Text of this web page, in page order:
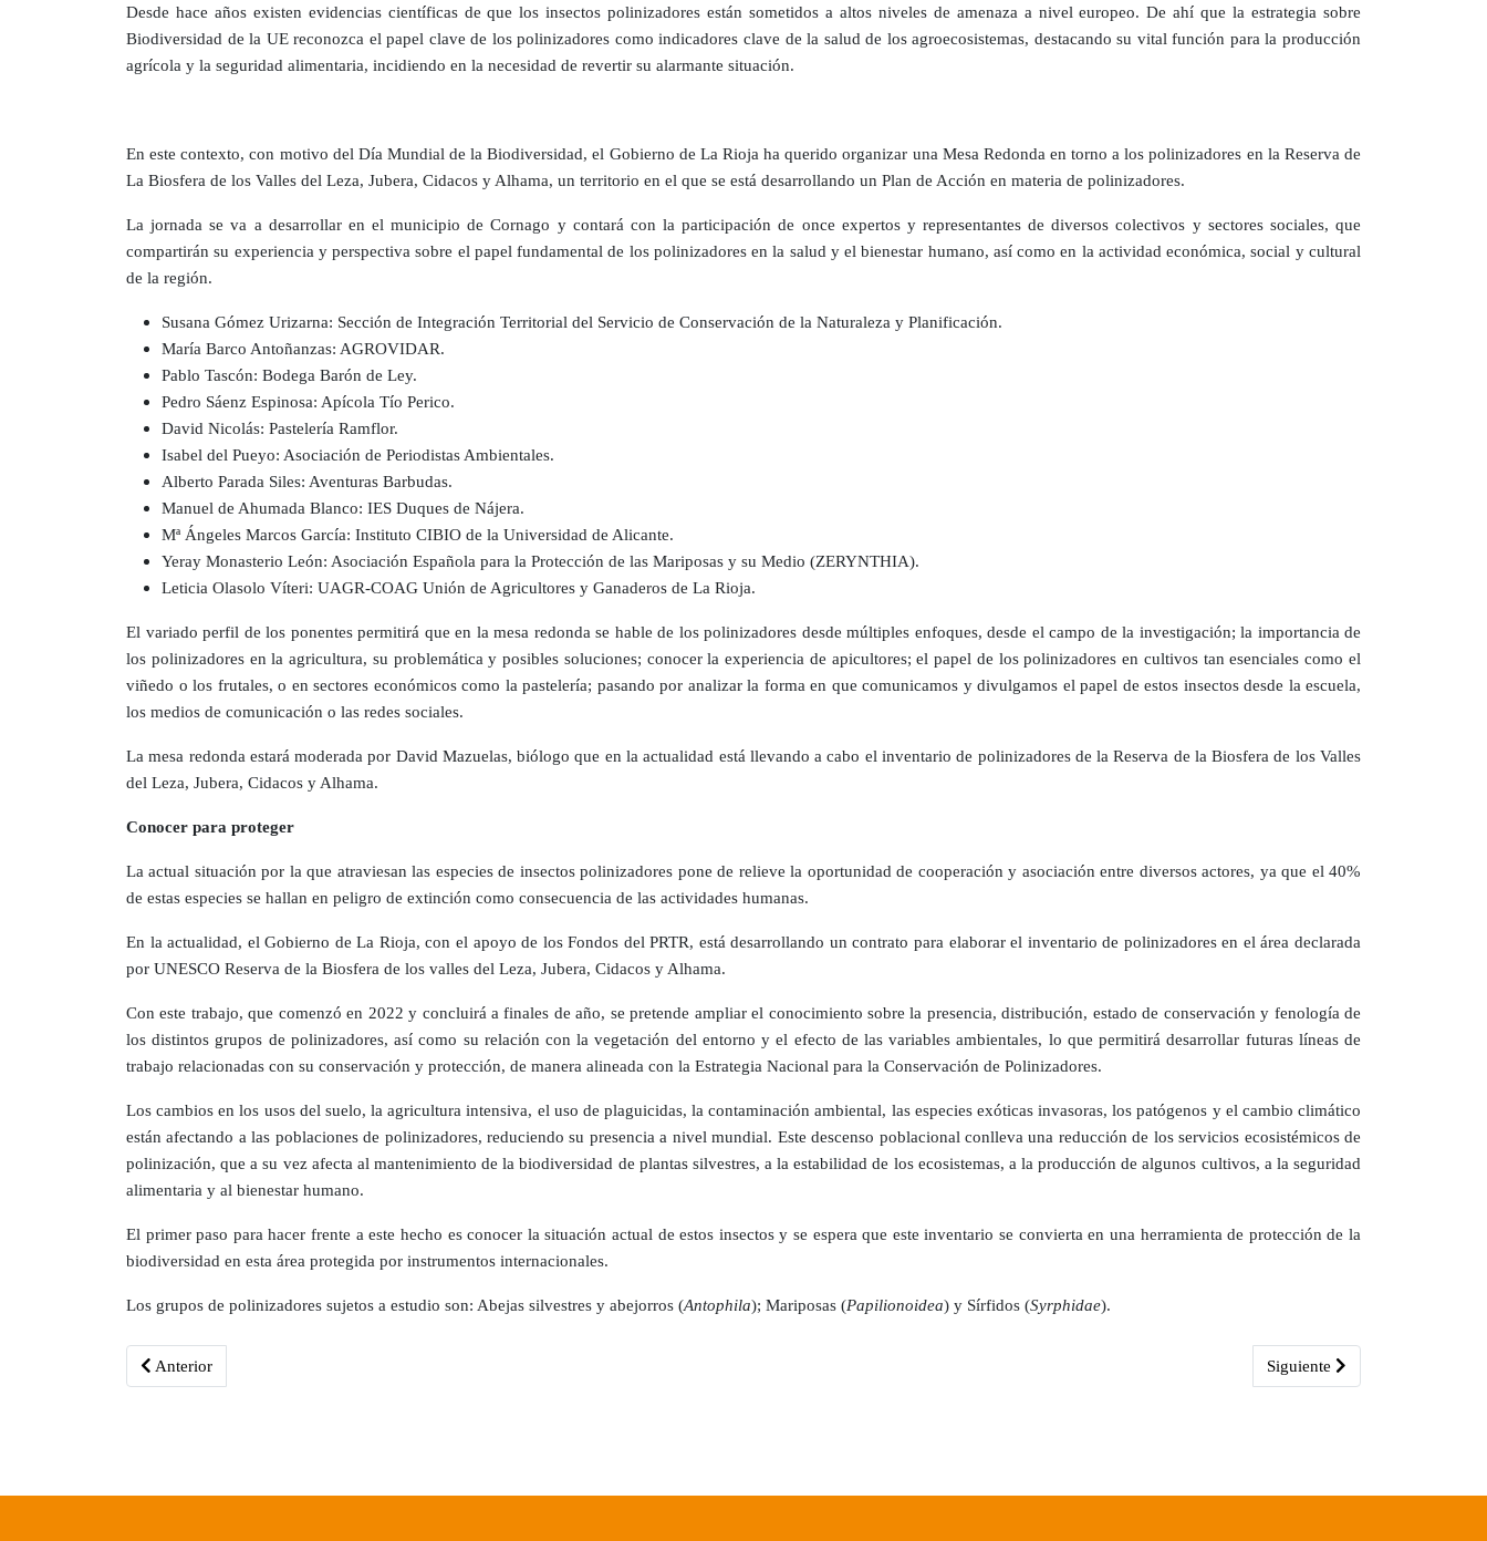
Desde hace años existen evidencias científicas de que los insectos polinizadores están sometidos a altos niveles de amenaza a nivel europeo. De ahí que la estrategia sobre
Biodiversidad de la UE reconozca el papel clave de los polinizadores como indicadores clave de la salud de los agroecosistemas, destacando su vital función para la producción
agrícola y la seguridad alimentaria, incidiendo en la necesidad de revertir su alarmante situación.
En este contexto, con motivo del Día Mundial de la Biodiversidad, el Gobierno de La Rioja ha querido organizar una Mesa Redonda en torno a los polinizadores en la Reserva de
La Biosfera de los Valles del Leza, Jubera, Cidacos y Alhama, un territorio en el que se está desarrollando un Plan de Acción en materia de polinizadores.
La jornada se va a desarrollar en el municipio de Cornago y contará con la participación de once expertos y representantes de diversos colectivos y sectores sociales, que
compartirán su experiencia y perspectiva sobre el papel fundamental de los polinizadores en la salud y el bienestar humano, así como en la actividad económica, social y cultural
de la región.
Susana Gómez Urizarna: Sección de Integración Territorial del Servicio de Conservación de la Naturaleza y Planificación.
María Barco Antoñanzas: AGROVIDAR.
Pablo Tascón: Bodega Barón de Ley.
Pedro Sáenz Espinosa: Apícola Tío Perico.
David Nicolás: Pastelería Ramflor.
Isabel del Pueyo: Asociación de Periodistas Ambientales.
Alberto Parada Siles: Aventuras Barbudas.
Manuel de Ahumada Blanco: IES Duques de Nájera.
Mª Ángeles Marcos García: Instituto CIBIO de la Universidad de Alicante.
Yeray Monasterio León: Asociación Española para la Protección de las Mariposas y su Medio (ZERYNTHIA).
Leticia Olasolo Víteri: UAGR-COAG Unión de Agricultores y Ganaderos de La Rioja.
El variado perfil de los ponentes permitirá que en la mesa redonda se hable de los polinizadores desde múltiples enfoques, desde el campo de la investigación; la importancia de
los polinizadores en la agricultura, su problemática y posibles soluciones; conocer la experiencia de apicultores; el papel de los polinizadores en cultivos tan esenciales como el
viñedo o los frutales, o en sectores económicos como la pastelería; pasando por analizar la forma en que comunicamos y divulgamos el papel de estos insectos desde la escuela,
los medios de comunicación o las redes sociales.
La mesa redonda estará moderada por David Mazuelas, biólogo que en la actualidad está llevando a cabo el inventario de polinizadores de la Reserva de la Biosfera de los Valles
del Leza, Jubera, Cidacos y Alhama.
Conocer para proteger
La actual situación por la que atraviesan las especies de insectos polinizadores pone de relieve la oportunidad de cooperación y asociación entre diversos actores, ya que el 40%
de estas especies se hallan en peligro de extinción como consecuencia de las actividades humanas.
En la actualidad, el Gobierno de La Rioja, con el apoyo de los Fondos del PRTR, está desarrollando un contrato para elaborar el inventario de polinizadores en el área declarada
por UNESCO Reserva de la Biosfera de los valles del Leza, Jubera, Cidacos y Alhama.
Con este trabajo, que comenzó en 2022 y concluirá a finales de año, se pretende ampliar el conocimiento sobre la presencia, distribución, estado de conservación y fenología de
los distintos grupos de polinizadores, así como su relación con la vegetación del entorno y el efecto de las variables ambientales, lo que permitirá desarrollar futuras líneas de
trabajo relacionadas con su conservación y protección, de manera alineada con la Estrategia Nacional para la Conservación de Polinizadores.
Los cambios en los usos del suelo, la agricultura intensiva, el uso de plaguicidas, la contaminación ambiental, las especies exóticas invasoras, los patógenos y el cambio climático
están afectando a las poblaciones de polinizadores, reduciendo su presencia a nivel mundial. Este descenso poblacional conlleva una reducción de los servicios ecosistémicos de
polinización, que a su vez afecta al mantenimiento de la biodiversidad de plantas silvestres, a la estabilidad de los ecosistemas, a la producción de algunos cultivos, a la seguridad
alimentaria y al bienestar humano.
El primer paso para hacer frente a este hecho es conocer la situación actual de estos insectos y se espera que este inventario se convierta en una herramienta de protección de la
biodiversidad en esta área protegida por instrumentos internacionales.
Los grupos de polinizadores sujetos a estudio son: Abejas silvestres y abejorros (Antophila); Mariposas (Papilionoidea) y Sírfidos (Syrphidae).
Artículo anterior: Un total de 400 participantes de diferentes colectivos de personas con discapacidad disfrutarán de una nueva edición del programa “Naturaleza sin barreras” en el entorno del
Anterior Artículo siguiente: “Pasea La
Siguiente